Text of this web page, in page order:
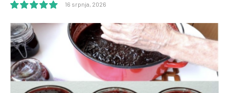
10.0
16 srpnja, 2026